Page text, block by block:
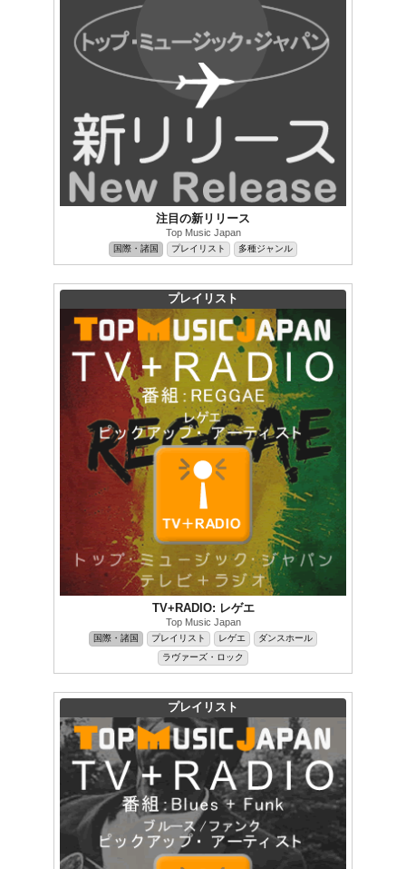
注目の新リリース
Top Music Japan
国際・諸国 プレイリスト 多種ジャンル
プレイリスト
TV+RADIO: レゲエ
Top Music Japan
国際・諸国 プレイリスト レゲエ
ダンスホール
ラヴァーズ・ロック
プレイリスト